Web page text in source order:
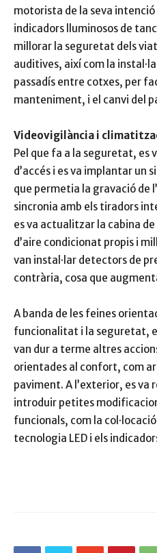
motorista de la seva
indicadors lluminosos de
millorar la seguretat dels
auditives, així com la
passadís entre cotxes, per
manteniment, i el canvi del
Videovigilància i
Pel que fa a la seguretat, es
d’accés i es va implantar un
que permetia la gravació de
sincronia amb els tiradors
es va actualitzar la cabina
d’aire condicionat propis i
van instal·lar detectors de
contrària, cosa que
A banda de les feines
funcionalitat i la seguretat,
van dur a terme altres
orientades al confort, com
paviment. A l’exterior, es va
introduir petites
funcionals, com la
tecnologia LED i els